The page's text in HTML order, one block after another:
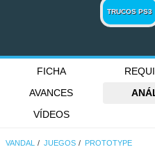
TRUCOS PS3
FICHA
AVANCES
VÍDEOS
VANDAL JUEGOS PROTOTYPE